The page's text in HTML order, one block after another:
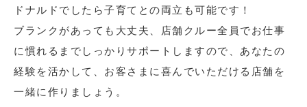
ドナルドでしたら子育てとの両立も可能です！
ブランクがあっても大丈夫、店舗クルー全員でお仕事
に慣れるまでしっかりサポートしますので、あなたの
経験を活かして、お客さまに喜んでいただける店舗を
一緒に作りましょう。